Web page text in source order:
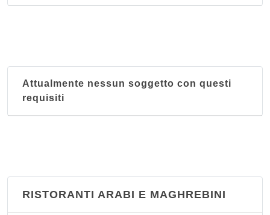
La Nuova Città Imperiale
via Pratese 100/108/r, Firenze
Attualmente nessun soggetto con questi
requisiti
RISTORANTI ARABI E MAGHREBINI